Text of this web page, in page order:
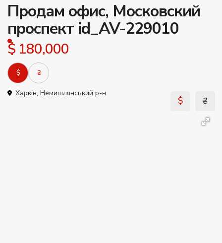
Продам офис, Московский
проспект id_AV-229010
$ 180,000
$ ₴
Харків, Немишлянський р-н
$ ₴